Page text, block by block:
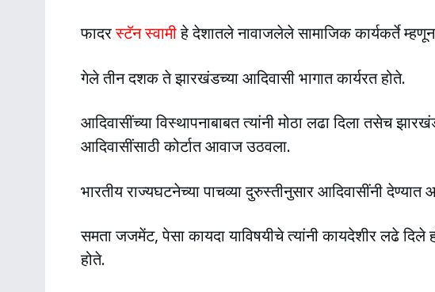
फादरस्टॅन स्वामीहे देशातले नावाजलेले सामाजिक कार्यकर्ते
गेले तीन दशक ते झारखंडच्या आदिवासी भागात कार्यरत होते.
आदिवासींच्या विस्थापनाबाबत त्यांनी मोठा लढा दिला तसेच
आदिवासींसाठी कोर्टात आवाज उठवला.
भारतीय राज्यघटनेच्या पाचव्या दुरुस्तीनुसार आदिवासींनी
समता जजमेंट, पेसा कायदा याविषयीचे त्यांनी कायदेशीर लढे दिले
होते.